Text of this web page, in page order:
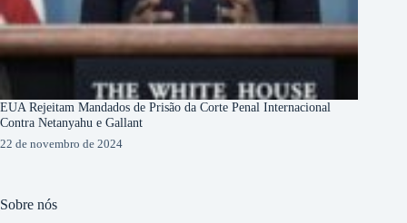
EUA Rejeitam Mandados de Prisão da Corte Penal Internacional
Contra Netanyahu e Gallant
22 de novembro de 2024
Sobre nós